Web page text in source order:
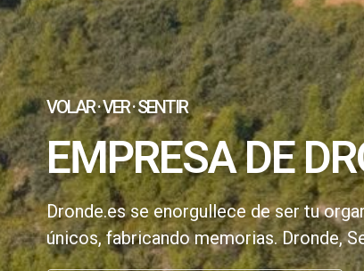
VOLAR · VER · SENTIR
EMPRESA DE
Dronde.es se enorgullece de ser tu
únicos, fabricando memorias. Dronde,